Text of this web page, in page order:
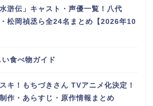
滸伝」キャスト・声優一覧！八代
松岡禎丞ら全24名まとめ【2026年10
食べ物ガイド
キ！もちづきさん TVアニメ化決定！
作・あらすじ・原作情報まとめ